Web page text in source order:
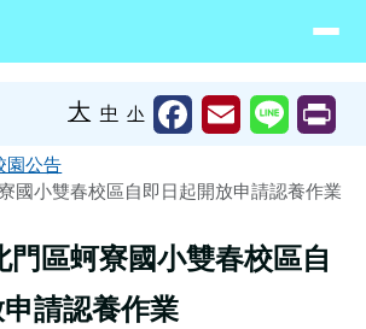
大 中 小
園公告
國小雙春校區自即日起開放申請認養作業
門區蚵寮國小雙春校區自
請認養作業